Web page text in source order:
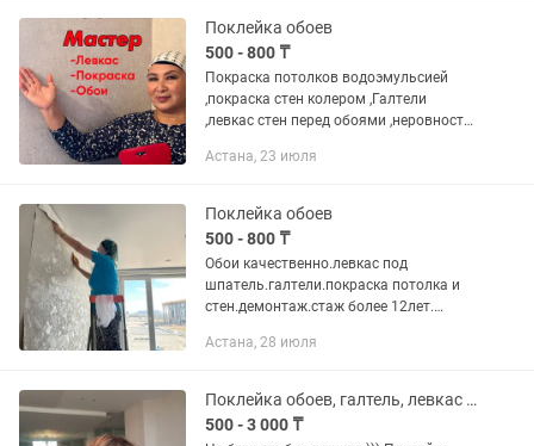
Поклейка обоев
500 - 800 ₸
Покраска потолков водоэмульсией
,покраска стен колером ,Галтели
,левкас стен перед обоями ,неровности
убираю,демонтаж старых
ремонту.Обои клею...
Астана, 23 июля
Поклейка обоев
500 - 800 ₸
Обои качественно.левкас под
шпатель.галтели.покраска потолка и
стен.демонтаж.стаж более 12лет.
двери
Астана, 28 июля
Поклейка обоев, галтель, левкас под обои
500 - 3 000 ₸